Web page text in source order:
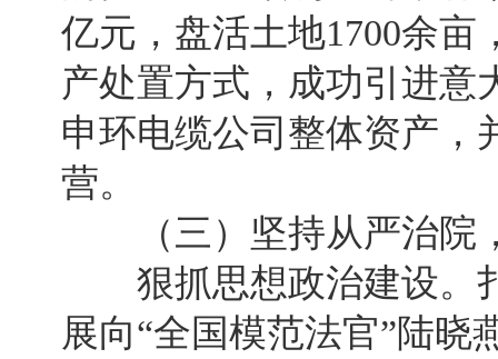
亿元，盘活土地1700余亩
产处置方式，成功引进意
申环电缆公司整体资产，
营。
（三）坚持从严治院
狠抓思想政治建设。扎
展向“全国模范法官”陆晓